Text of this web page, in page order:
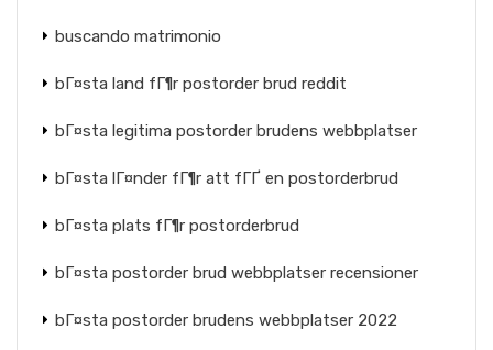
buscando matrimonio
bГ¤sta land fГ¶r postorder brud reddit
bГ¤sta legitima postorder brudens webbplatser
bГ¤sta lГ¤nder fГ¶r att fГҐ en postorderbrud
bГ¤sta plats fГ¶r postorderbrud
bГ¤sta postorder brud webbplatser recensioner
bГ¤sta postorder brudens webbplatser 2022